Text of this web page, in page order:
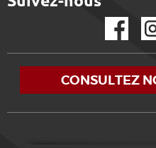
CONSULTEZ